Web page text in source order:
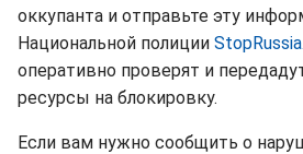
оккупанта и отправьте эту
Национальной полиции StopRussia.
оперативно проверят и
ресурсы на блокировку.
Если вам нужно сообщить о